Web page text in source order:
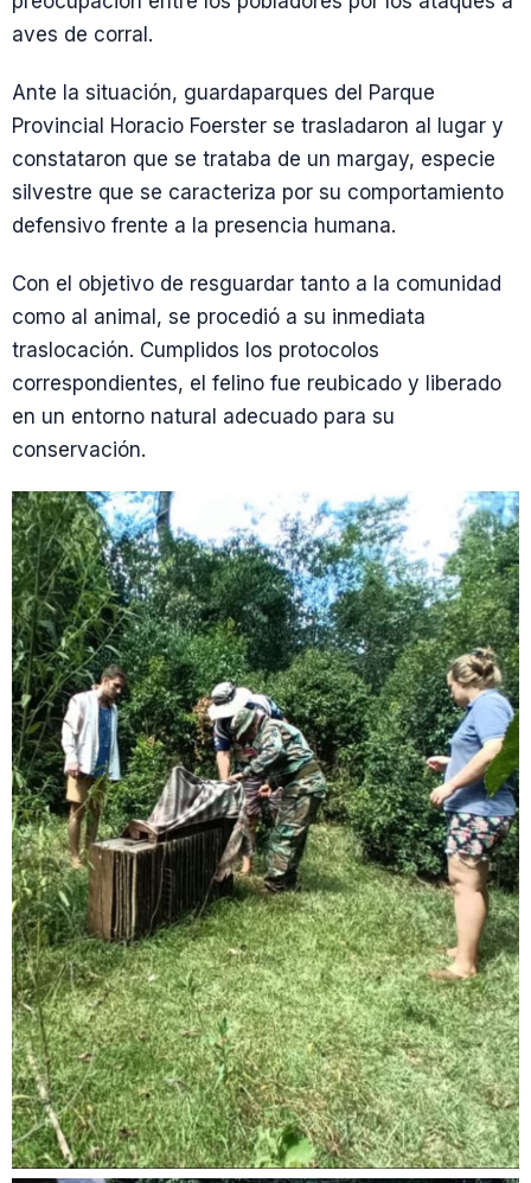
aves de corral.
Ante la situación, guardaparques del Parque
Provincial Horacio Foerster se trasladaron al lugar y
constataron que se trataba de un margay, especie
silvestre que se caracteriza por su comportamiento
defensivo frente a la presencia humana.
Con el objetivo de resguardar tanto a la comunidad
como al animal, se procedió a su inmediata
traslocación. Cumplidos los protocolos
correspondientes, el felino fue reubicado y liberado
en un entorno natural adecuado para su
conservación.